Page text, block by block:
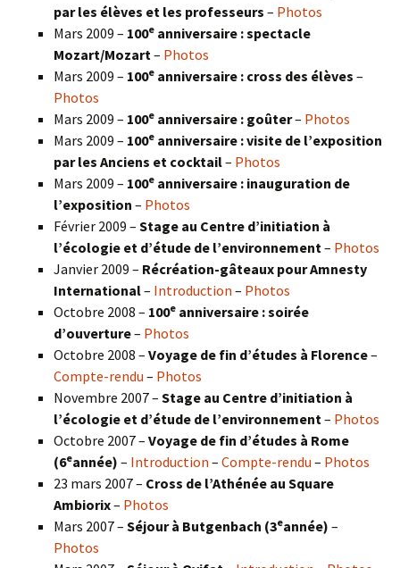
par les élèves et les professeurs – Photos
Mars 2009 – 100e anniversaire : spectacle
Mozart/Mozart – Photos
Mars 2009 – 100e anniversaire : cross des élèves –
Photos
Mars 2009 – 100e anniversaire : goûter– Photos
Mars 2009 – 100e anniversaire : visite de l’exposition
par les Anciens et cocktail– Photos
Mars 2009 – 100e anniversaire : inauguration de
l’exposition – Photos
Février 2009 – Stage au Centre d’initiation à
l’écologie et d’étude de l’environnement – Photos
Janvier 2009 – Récréation-gâteaux pour Amnesty
International– Introduction – Photos
Octobre 2008 – 100e anniversaire : soirée
d’ouverture– Photos
Octobre 2008 – Voyage de fin d’études à Florence–
Compte-rendu – Photos
Novembre 2007 – Stage au Centre d’initiation à
l’écologie et d’étude de l’environnement – Photos
Octobre 2007 – Voyage de fin d’études à Rome
(6eannée) – Introduction – Compte-rendu – Photos
23 mars 2007 – Cross de l’Athénée au Square
Ambiorix– Photos
Mars 2007 – Séjour à Butgenbach (3eannée) –
Photos